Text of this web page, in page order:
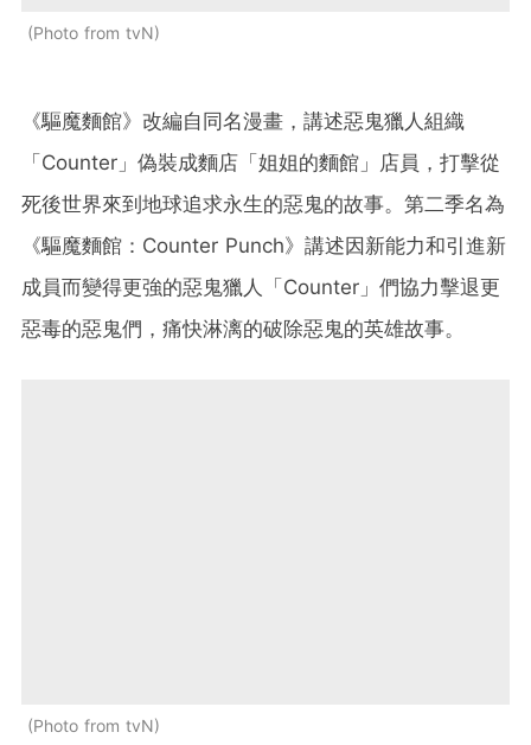
Photo from tvN
《驅魔麵館》改編自同名漫畫，講述惡鬼獵人組織
「Counter」偽裝成麵店「姐姐的麵館」店員，打擊從
死後世界來到地球追求永生的惡鬼的故事。第二季名為
《驅魔麵館：Counter Punch》講述因新能力和引進新
成員而變得更強的惡鬼獵人「Counter」們協力擊退更
惡毒的惡鬼們，痛快淋漓的破除惡鬼的英雄故事。
Photo from tvN